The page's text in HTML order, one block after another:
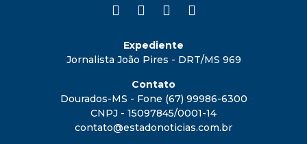
Expediente
Jornalista João Pires - DRT/MS 969
Contato
Dourados-MS - Fone (67) 99986-6300
CNPJ - 15097845/0001-14
contato@estadonoticias.com.br